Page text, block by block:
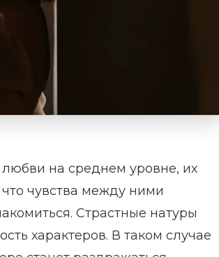
на среднем уровне, их
чувства между ними
Страстные натуры
характеров. В таком случае